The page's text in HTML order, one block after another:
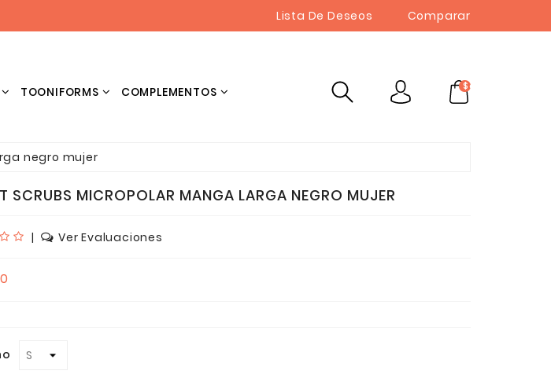
Lista De Deseos Comparar
TOONIFORMS COMPLEMENTOS $cart.TotalItems
negro mujer
SCRUBS MICROPOLAR MANGA LARGA NEGRO MUJER
| Ver Evaluaciones